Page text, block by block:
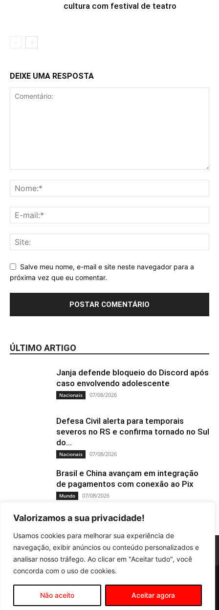
Valorizamos a sua privacidade!
Usamos cookies para melhorar sua experiência de
navegação, exibir anúncios ou conteúdo personalizados e
analisar nosso tráfego. Ao clicar em "Aceitar tudo", você
concorda com o uso de cookies.
Não aceito Aceitar agora
cultura com festival de teatro
DEIXE UMA RESPOSTA
Salve meu nome, e-mail e site neste navegador para a
próxima vez que eu comentar.
ÚLTIMO ARTIGO
Janja defende bloqueio do Discord após
caso envolvendo adolescente
Nacionais 07/08/2026
Defesa Civil alerta para temporais
severos no RS e confirma tornado no Sul
do...
Nacionais 07/08/2026
Brasil e China avançam em integração
de pagamentos com conexão ao Pix
Mundo 07/08/2026
Esportes
Saúde Agropecuária Local
©